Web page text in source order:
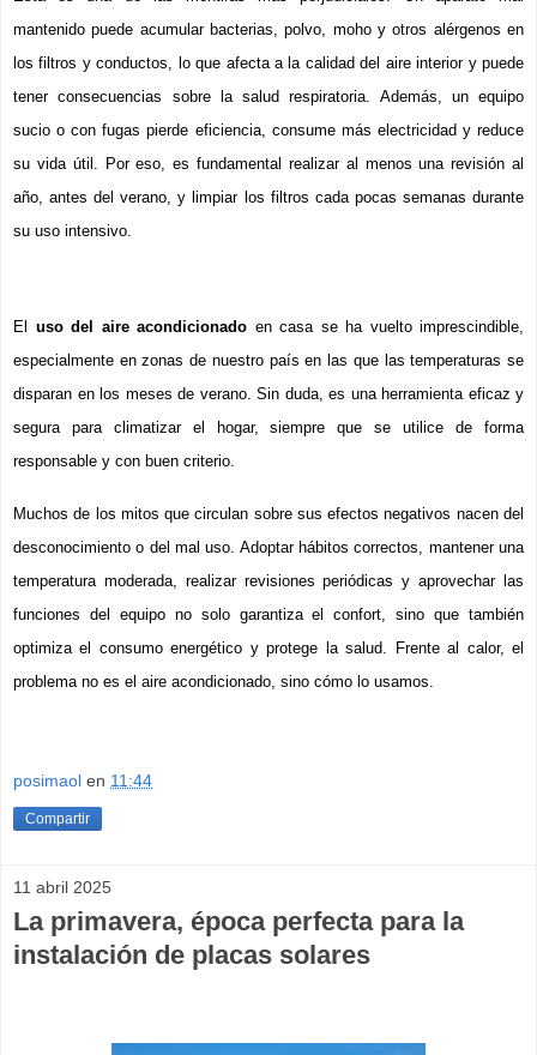
mantenido puede acumular bacterias, polvo, moho y otros alérgenos en
los filtros y conductos, lo que afecta a la calidad del aire interior y puede
tener consecuencias sobre la salud respiratoria. Además, un equipo
sucio o con fugas pierde eficiencia, consume más electricidad y reduce
su vida útil. Por eso, es fundamental realizar al menos una revisión al
año, antes del verano, y limpiar los filtros cada pocas semanas durante
su uso intensivo.
El uso del aire acondicionado en casa se ha vuelto imprescindible,
especialmente en zonas de nuestro país en las que las temperaturas se
disparan en los meses de verano. Sin duda, es una herramienta eficaz y
segura para climatizar el hogar, siempre que se utilice de forma
responsable y con buen criterio.
Muchos de los mitos que circulan sobre sus efectos negativos nacen del
desconocimiento o del mal uso. Adoptar hábitos correctos, mantener una
temperatura moderada, realizar revisiones periódicas y aprovechar las
funciones del equipo no solo garantiza el confort, sino que también
optimiza el consumo energético y protege la salud. Frente al calor, el
problema no es el aire acondicionado, sino cómo lo usamos.
posimaol en 11:44
Compartir
11 abril 2025
La primavera, época perfecta para la
instalación de placas solares